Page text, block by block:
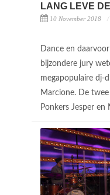
LANG LEVE
10 November 2018
Dance en
bijzondere jury
megapopulaire dj-
Marcione. De
Ponkers Jesper en